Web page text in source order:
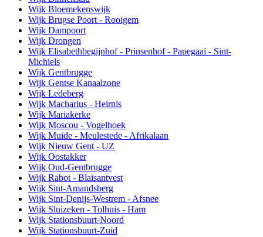
Wijk Bloemekenswijk
Wijk Brugse Poort - Rooigem
Wijk Dampoort
Wijk Drongen
Wijk Elisabethbegijnhof - Prinsenhof - Papegaai - Sint-
Michiels
Wijk Gentbrugge
Wijk Gentse Kanaalzone
Wijk Ledeberg
Wijk Macharius - Heirnis
Wijk Mariakerke
Wijk Moscou - Vogelhoek
Wijk Muide - Meulestede - Afrikalaan
Wijk Nieuw Gent - UZ
Wijk Oostakker
Wijk Oud-Gentbrugge
Wijk Rabot - Blaisantvest
Wijk Sint-Amandsberg
Wijk Sint-Denijs-Westrem - Afsnee
Wijk Sluizeken - Tolhuis - Ham
Wijk Stationsbuurt-Noord
Wijk Stationsbuurt-Zuid